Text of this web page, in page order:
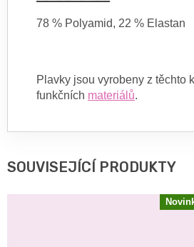
78 % Polyamid, 22 % Elastan
Plavky jsou vyrobeny z těchto
funkčních materiálů.
SOUVISEJÍCÍ PRODUKTY